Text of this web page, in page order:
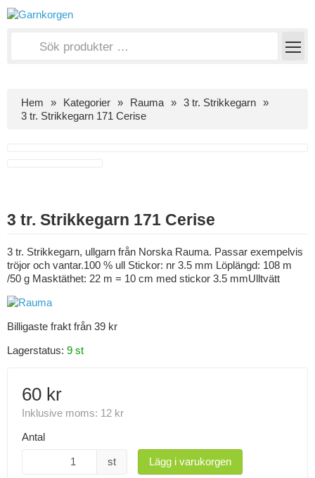
Hem Kategorier Rauma
3 tr. Strikkegarn
3 tr. Strikkegarn 171 Cerise
3 tr. Strikkegarn 171 Cerise
3 tr. Strikkegarn, ullgarn från Norska Rauma. Passar exempelvis
tröjor och vantar.100 % ull Stickor: nr 3.5 mm Löplängd: 108 m
/50 g Masktäthet: 22 m = 10 cm med stickor 3.5 mmUlltvätt
Billigaste frakt från 39 kr
Lagerstatus: 9 st
60 kr
Inklusive moms: 12 kr
Antal
st Lägg i varukorgen